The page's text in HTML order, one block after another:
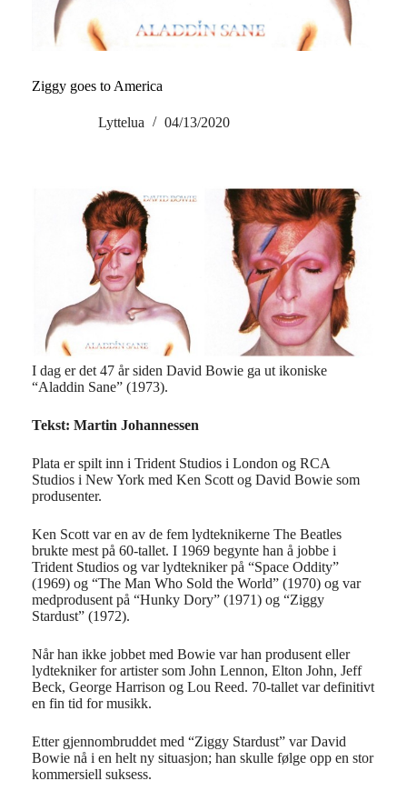
Ziggy goes to America
Lyttelua 04/13/2020
I dag er det 47 år siden David Bowie ga ut ikoniske
“Aladdin Sane” (1973).
Tekst: Martin Johannessen
Plata er spilt inn i Trident Studios i London og RCA
Studios i New York med Ken Scott og David Bowie som
produsenter.
Ken Scott var en av de fem lydteknikerne The Beatles
brukte mest på 60-tallet. I 1969 begynte han å jobbe i
Trident Studios og var lydtekniker på “Space Oddity”
(1969) og “The Man Who Sold the World” (1970) og var
medprodusent på “Hunky Dory” (1971) og “Ziggy
Stardust” (1972).
Når han ikke jobbet med Bowie var han produsent eller
lydtekniker for artister som John Lennon, Elton John, Jeff
Beck, George Harrison og Lou Reed. 70-tallet var definitivt
en fin tid for musikk.
Etter gjennombruddet med “Ziggy Stardust” var David
Bowie nå i en helt ny situasjon; han skulle følge opp en stor
kommersiell suksess.